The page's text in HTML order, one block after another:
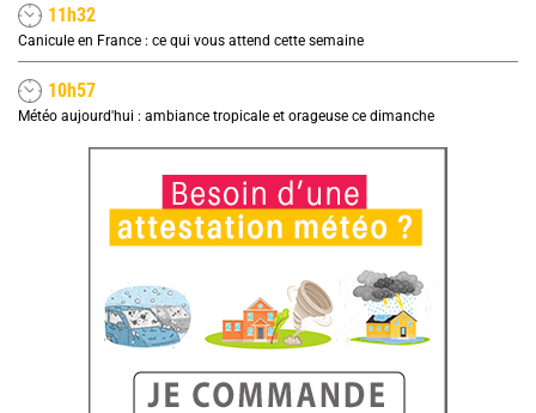
11h32
Canicule en France : ce qui vous attend cette semaine
10h57
Météo aujourd'hui : ambiance tropicale et orageuse ce dimanche